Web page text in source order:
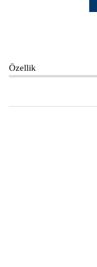
Özellik